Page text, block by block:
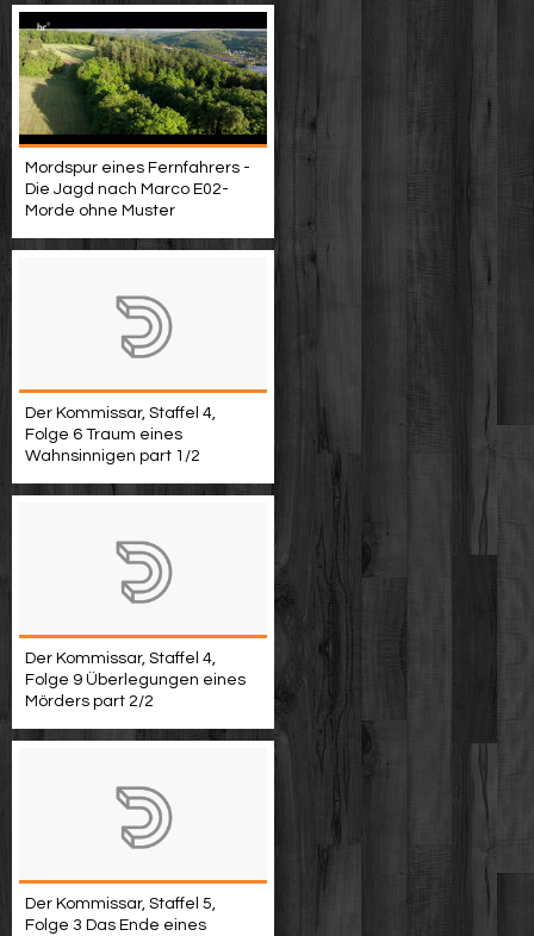
Mordspur eines Fernfahrers -
Die Jagd nach Marco E02-
Morde ohne Muster
Der Kommissar, Staffel 4,
Folge 6 Traum eines
Wahnsinnigen part 1/2
Der Kommissar, Staffel 4,
Folge 9 Überlegungen eines
Mörders part 2/2
Der Kommissar, Staffel 5,
Folge 3 Das Ende eines